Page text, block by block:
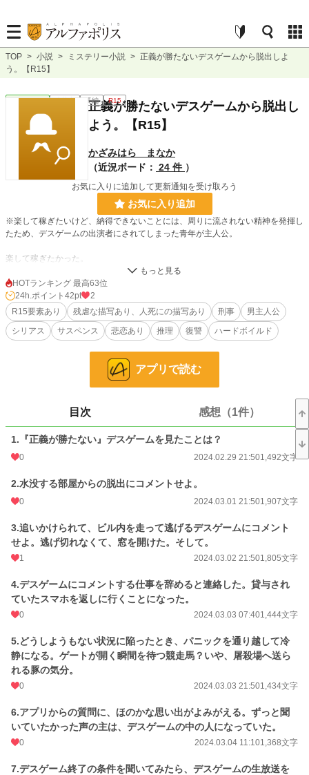
TOP > 小説 > ミステリー小説 > 正義が勝たないデスゲームから脱出しよ
う。【R15】
ミステリー 連載中 長編 R15
正義が勝たないデスゲームから脱出し
よう。【R15】
かざみはら まなか
（近況ボード： 24 件 ）
お気に入りに追加して更新通知を受け取ろう
お気に入り追加
※楽して稼ぎたいけど、納得できないことには、周りに流されない精神を発揮し
たため、デスゲームの出演者にされてしまった青年が主人公。
楽して稼ぎたかった。
スマホのアプリでデスゲームを見て、コメントするだけ。
まさか、本当に人が。
動画は本物だから、関わりたくない、と仕事を解約しにいった。
目覚めたら、デスゲームの舞台として見覚えがあるビルの中に俺はいた。
持ち込めたのは、デスゲーム用のアプリだけが入ったスマホ一台。
俺は、生きて、『正義が勝たない』デスゲームから脱出を目指す。
※R15（ニ話目から、R15。）
※現実世界。
※ファンタジー要素皆無。
※成人男女でデスゲームを構成するための純然たる暴力と残虐表現あり（予
※主人公視点、一人称での、人の生き死にの描写、多数あり（予定）。
※具体的性描写はなし（予定）。
ミステリー 146 位 / 5,379 件
お気に入り 14
文字数 1,260,104
更新日時
初回公開日時 2024.02.29 21:50
HOTランキング 最高63位
24h.ポイント 42pt
2
R15要素あり
残虐な描写あり、人死にの描写あり 刑事
男主人公
シリアス
サスペンス 悲恋あり 推理 復讐 ハードボイルド
アプリで読む
目次 感想（1件）
1.『正義が勝たない』デスゲームを見たことは？
0 2024.02.29 21:501,492文字
2.水没する部屋からの脱出にコメントせよ。
0 2024.03.01 21:501,907文字
3.追いかけられて、ビル内を走って逃げるデスゲームにコメント
せよ。逃げ切れなくて、窓を開けた。そして。
1 2024.03.02 21:501,805文字
4.デスゲームにコメントする仕事を辞めると連絡した。貸与され
ていたスマホを返しに行くことになった。
0 2024.03.03 07:401,444文字
5.どうしようもない状況に陥ったとき、パニックを通り越して冷
静になる。ゲートが開く瞬間を待つ競走馬？いや、屠殺場へ送ら
れる豚の気分。
0 2024.03.03 21:501,434文字
6.アプリからの質問に、ほのかな思い出がよみがえる。ずっと聞
いていたかった声の主は、デスゲームの中の人になっていた。
0 2024.03.04 11:101,368文字
7.デスゲーム終了の条件を聞いてみたら、デスゲームの生放送を